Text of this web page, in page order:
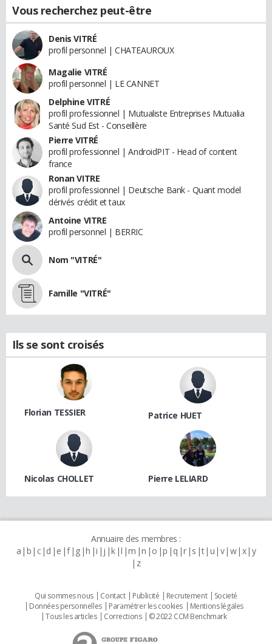
Vous recherchez peut-être
Denis VITRÉ
profil personnel | CHATEAUROUX
Magalie VITRÉ
profil personnel | LE CANNET
Delphine VITRÉ
profil professionnel | Mutualiste Entreprises Mutualia
Santé Sud Est - Conseillère
Pierre VITRÉ
profil professionnel | AndroidPIT - Head of content
france
Ronan VITRE
profil professionnel | Deutsche Bank - Quant model
dérivés crédit et taux
Antoine VITRE
profil personnel | BERRIC
Nom "VITRÉ"
Famille "VITRÉ"
Ils se sont croisés
Florian TESSIER Patrice HUET
Nicolas CHOLLET Pierre LELIARD
Annuaire des membres :
a b c d e f g h i j k l m n o p q r s t u v w x y
z
Qui sommes nous Contact Publicité Recrutement
Societé
Données personnelles
Paramétrer les cookies
Mentions légales
Tous les articles
Corrections © 2022 CCM Benchmark